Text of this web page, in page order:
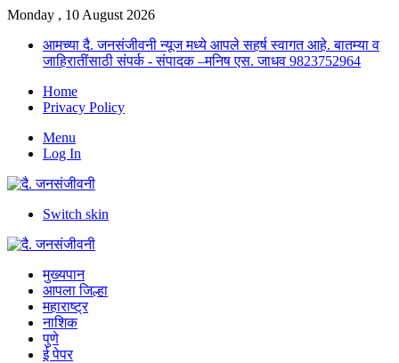
Monday , 10 August 2026
आमच्या दै. जनसंजीवनी न्यूज मध्ये आपले सहर्ष स्वागत आहे. बातम्या व
जाहिरातींसाठी संपर्क - संपादक –मनिष एस. जाधव 9823752964
Home
Privacy Policy
Menu
Log In
Switch skin
मुख्यपान
आपला जिल्हा
महाराष्ट्र
नाशिक
पुणे
ई पेपर